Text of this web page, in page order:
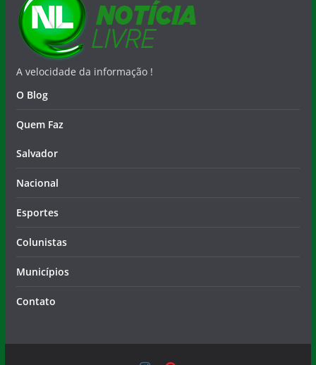
A velocidade da informação !
O Blog
Quem Faz
Salvador
Nacional
Esportes
Colunistas
Municípios
Contato